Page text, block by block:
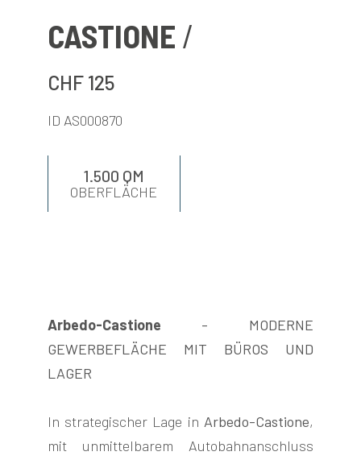
CASTIONE
CHF 125
ID AS000870
1.500 QM
OBERFLÄCHE
Arbedo-Castione - MODERNE
GEWERBEFLÄCHE MIT BÜROS UND
LAGER
In strategischer Lage inArbedo-Castione,
mit unmittelbarem Autobahnanschluss
UNTERNEHMEN
KONTAKTE
AWARDS